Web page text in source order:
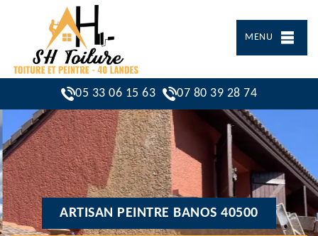
MENU
05 33 06 15 63 07 80 39 28 74
ARTISAN PEINTRE BANOS 40500